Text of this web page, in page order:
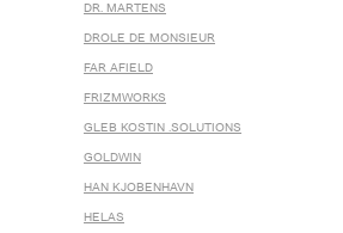
DR. MARTENS
DROLE DE MONSIEUR
FAR AFIELD
FRIZMWORKS
GLEB KOSTIN .SOLUTIONS
GOLDWIN
HAN KJOBENHAVN
HELAS